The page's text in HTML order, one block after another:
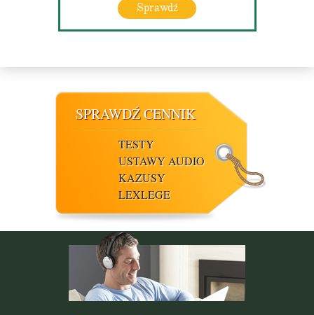
Sprawdź
SPRAWDŹ CENNIK
TESTY
USTAWY AUDIO
KAZUSY
LEXLEGE